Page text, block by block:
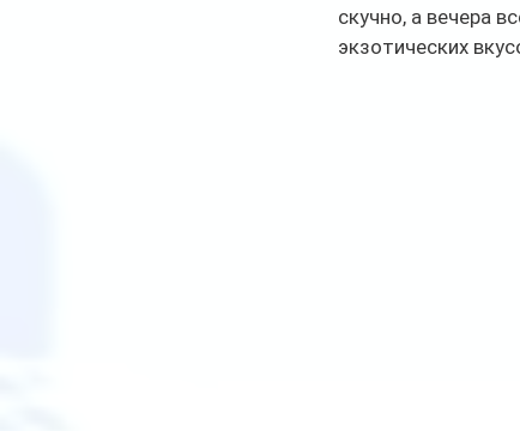
скучно, а вечера
экзотических